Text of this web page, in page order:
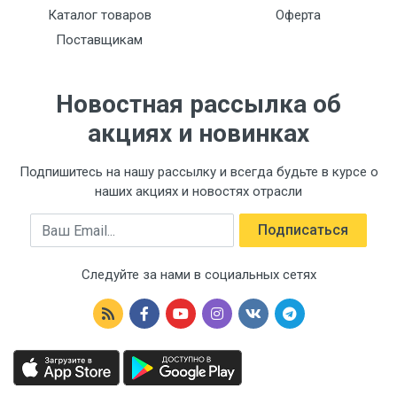
Каталог товаров
Поставщикам
Оферта
Новостная рассылка об
акциях и новинках
Подпишитесь на нашу рассылку и всегда будьте в курсе о
наших акциях и новостях отрасли
Email Подписаться
Следуйте за нами в социальных сетях